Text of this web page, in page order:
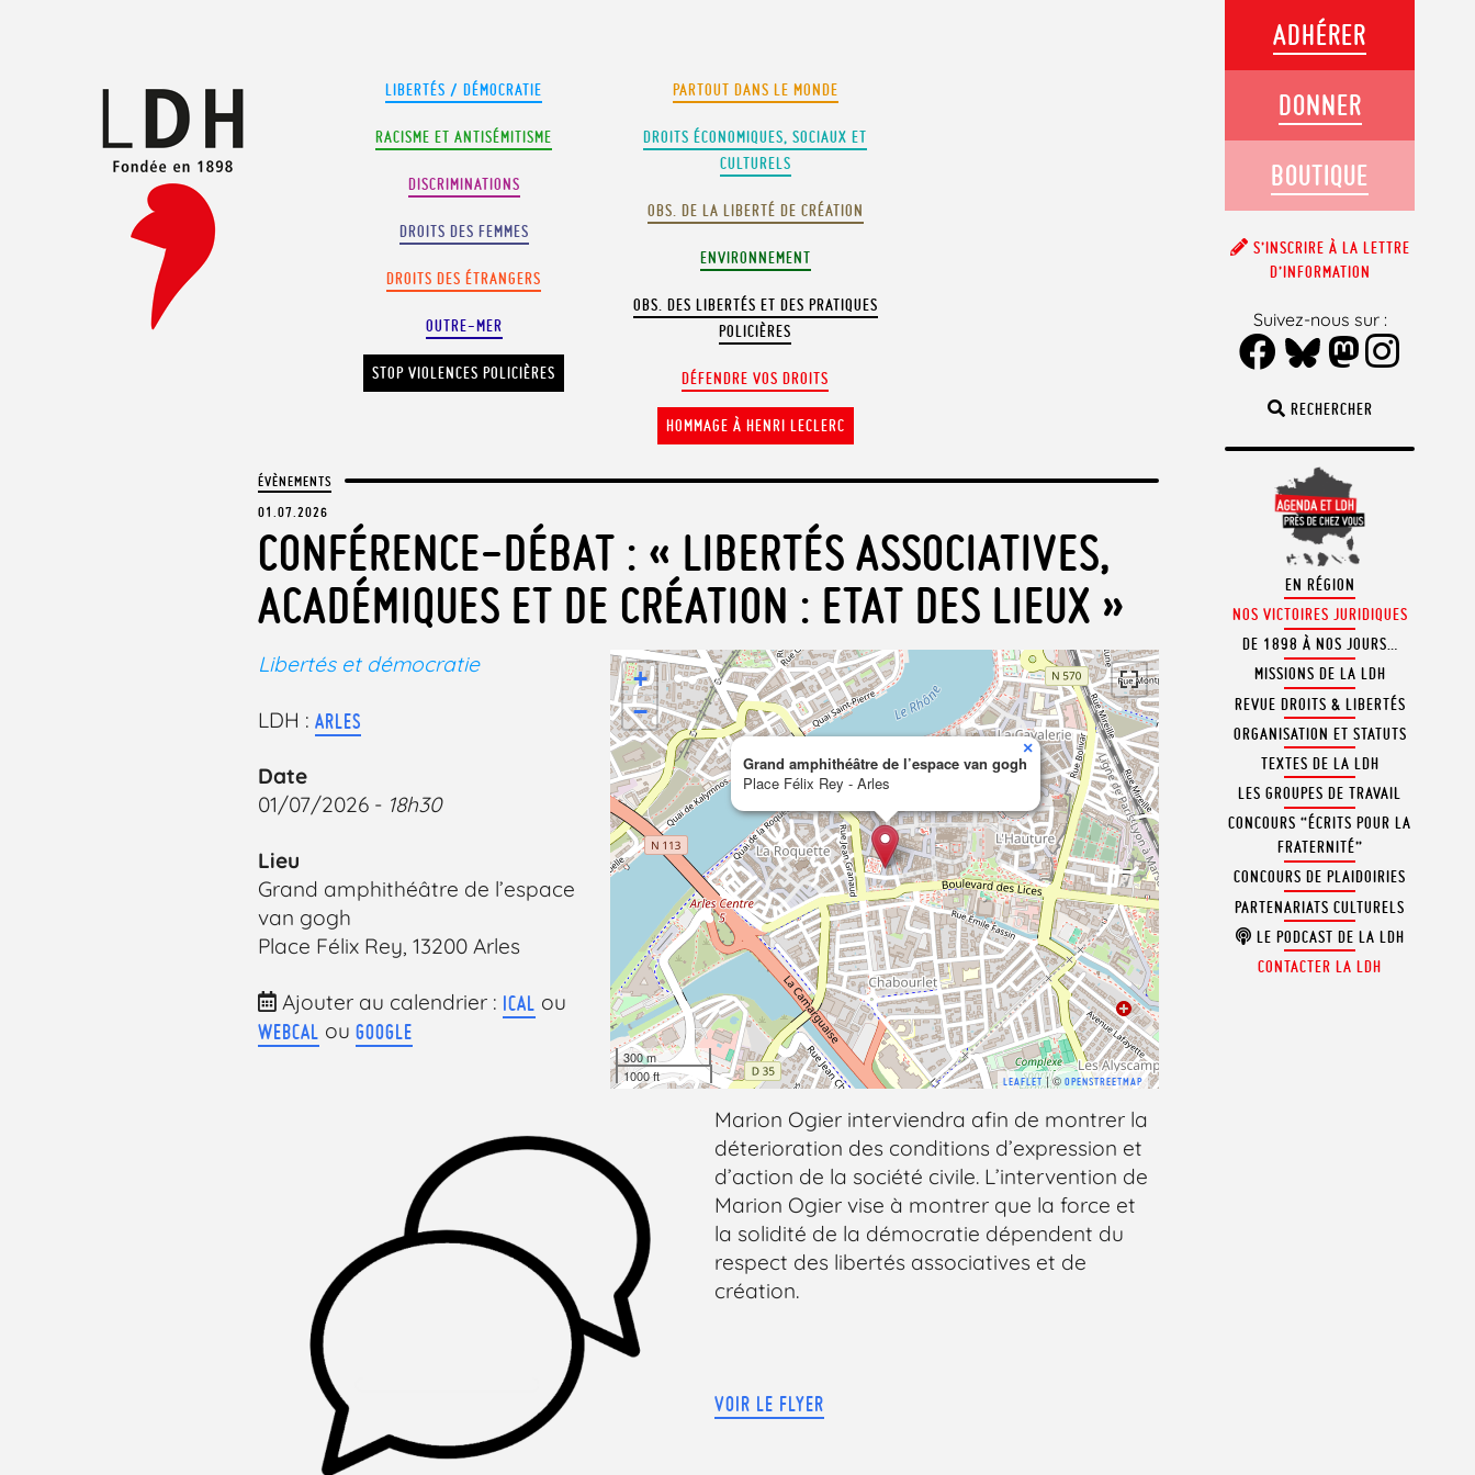
LIBERTÉS / DÉMOCRATIE
RACISME ET ANTISÉMITISME
DISCRIMINATIONS
DROITS DES FEMMES
DROITS DES ÉTRANGERS
OUTRE-MER
STOP VIOLENCES POLICIÈRES
PARTOUT DANS LE MONDE
DROITS ÉCONOMIQUES, SOCIAUX ET
CULTURELS
OBS. DE LA LIBERTÉ DE CRÉATION
ENVIRONNEMENT
OBS. DES LIBERTÉS ET DES PRATIQUES
POLICIÈRES
DÉFENDRE VOS DROITS
HOMMAGE À HENRI LECLERC
ÉVÈNEMENTS
01.07.2026
CONFÉRENCE-DÉBAT : « LIBERTÉS ASSOCIATIVES,
ACADÉMIQUES ET DE CRÉATION : ETAT DES LIEUX »
Grand amphithéâtre de l’espace van gogh
Place Félix Rey - Arles
×
+
−
300 m
1000 ft
LEAFLET| ©OPENSTREETMAP
Libertés et démocratie
LDH :ARLES
Date
01/07/2026 - 18h30
Lieu
Grand amphithéâtre de l’espace
van gogh
Place Félix Rey, 13200 Arles
Ajouter au calendrier : ICAL ou
WEBCAL ouGOOGLE
Marion Ogier interviendra afin de montrer la
déterioration des conditions d’expression et
d’action de la société civile. L’intervention de
Marion Ogier vise à montrer que la force et
la solidité de la démocratie dépendent du
respect des libertés associatives et de
création.
VOIR LE FLYER
RECHERCHER
EN RÉGION
NOS VICTOIRES JURIDIQUES
DE 1898 À NOS JOURS…
MISSIONS DE LA LDH
REVUE DROITS & LIBERTÉS
ORGANISATION ET STATUTS
TEXTES DE LA LDH
LES GROUPES DE TRAVAIL
CONCOURS “ÉCRITS POUR LA
FRATERNITÉ”
CONCOURS DE PLAIDOIRIES
PARTENARIATS CULTURELS
LE PODCAST DE LA LDH
CONTACTER LA LDH
ADHÉRER
DONNER
BOUTIQUE
S’INSCRIRE À LA LETTRE
D’INFORMATION
Suivez-nous sur :